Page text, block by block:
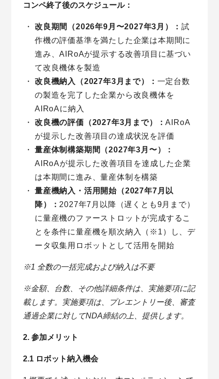
コンペ終了後のスケジュール：
改良期間（2026年9月〜2027年3月）： 試
作機の評価基準を満たした企業は本期間に
進み、AIRoAが提示する改善項目に基づい
て改良機体を製造
改良機納入（2027年3月まで）： 一定台数
の製造を完了した企業から改良機体を
AIRoAに納入
改良機の評価（2027年3月まで）：AIRoA
が提示した改善項目の達成状況を評価
量産体制構築期間（2027年3月〜）：
AIRoAが提示した改善項目を達成した企業
は本期間に進み、量産体制を構築
量産機納入・活用開始（2027年7月以
降）： 2027年7月以降（遅くとも9月まで）
に量産機のファーストロットが完成するこ
とを条件に量産機を順次納入（※1）し、デ
ータ収集用ロボットとして活用を開始
※1 全数の一括完成および納入は不要
※金額、台数、その他詳細条件は、実施要項に記
載します。実施要項は、プレエントリー後、審査
通過企業に対してNDA締結の上、提供します。
2. 参加メリット
2.1 ロボット納入機会